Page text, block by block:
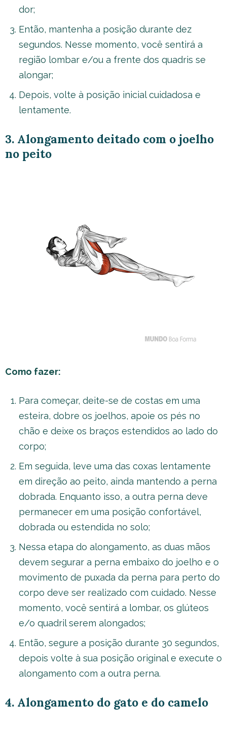
dor;
Então, mantenha a posição durante dez
segundos. Nesse momento, você sentirá a
região lombar e/ou a frente dos quadris se
alongar;
Depois, volte à posição inicial cuidadosa e
lentamente.
3. Alongamento deitado com o joelho
no peito
Como fazer:
Para começar, deite-se de costas em uma
esteira, dobre os joelhos, apoie os pés no
chão e deixe os braços estendidos ao lado do
corpo;
Em seguida, leve uma das coxas lentamente
em direção ao peito, ainda mantendo a perna
dobrada. Enquanto isso, a outra perna deve
permanecer em uma posição confortável,
dobrada ou estendida no solo;
Nessa etapa do alongamento, as duas mãos
devem segurar a perna embaixo do joelho e o
movimento de puxada da perna para perto do
corpo deve ser realizado com cuidado. Nesse
momento, você sentirá a lombar, os glúteos
e/o quadril serem alongados;
Então, segure a posição durante 30 segundos,
depois volte à sua posição original e execute o
alongamento com a outra perna.
4. Alongamento do gato e do camelo